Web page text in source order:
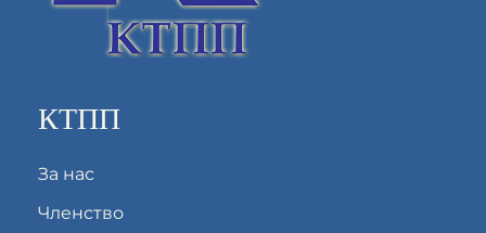
КТПП
За нас
Членство